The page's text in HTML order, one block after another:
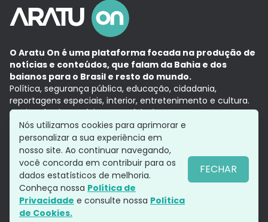
O Aratu On é uma plataforma focada na produção de
notícias e conteúdos, que falam da Bahia e dos
baianos para o Brasil e resto do mundo.
Política, segurança pública, educação, cidadania,
reportagens especiais, interior, entretenimento e cultura.
Aqui, tudo vira notícia e a notícia é no tempo presente,
com a credibilidade do Grupo Aratu.
Grupo Aratu
Política de privacidade
Siga-nos
Nós utilizamos cookies para aprimorar e
personalizar a sua experiência em
nosso site. Ao continuar navegando,
você concorda em contribuir para os
dados estatísticos de melhoria.
Conheça nossa Política de
Privacidade e consulte nossa Política
de Cookies.
FECHAR